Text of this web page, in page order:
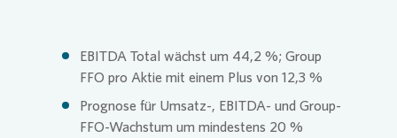
EBITDA Total wächst um 44,2 %; Group
FFO pro Aktie mit einem Plus von 12,3 %
Prognose für Umsatz-, EBITDA- und Group-
FFO-Wachstum um mindestens 20 %